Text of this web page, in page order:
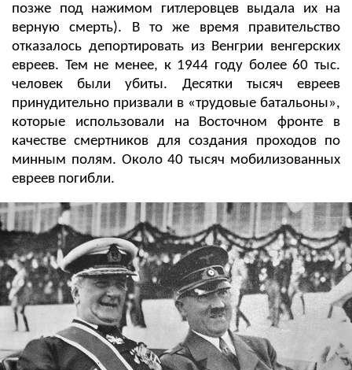
позже под нажимом гитлеровцев выдала их на
верную смерть). В то же время правительство
отказалось депортировать из Венгрии венгерских
евреев. Тем не менее, к 1944 году более 60 тыс.
человек были убиты. Десятки тысяч евреев
принудительно призвали в «трудовые батальоны»,
которые использовали на Восточном фронте в
качестве смертников для создания проходов по
минным полям. Около 40 тысяч мобилизованных
евреев погибли.